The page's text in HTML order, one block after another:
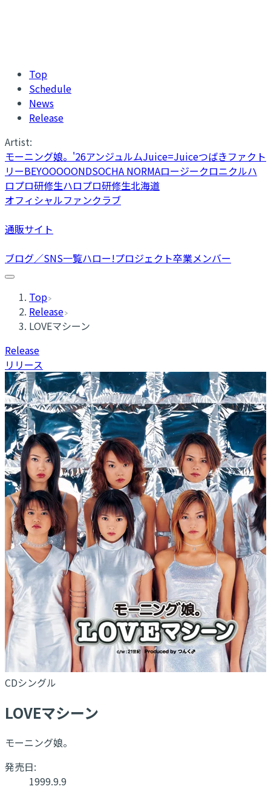
Top
Schedule
News
Release
Artist:
モーニング娘。'26アンジュルムJuice=Juiceつばきファクト
リーBEYOOOOONDSOCHA NORMAロージークロニクルハ
ロプロ研修生ハロプロ研修生北海道
オフィシャルファンクラブ
通販サイト
ブログ／SNS一覧ハロー!プロジェクト卒業メンバー
Top
Release
LOVEマシーン
Release
リリース
CDシングル
LOVEマシーン
モーニング娘。
発売日:
1999.9.9